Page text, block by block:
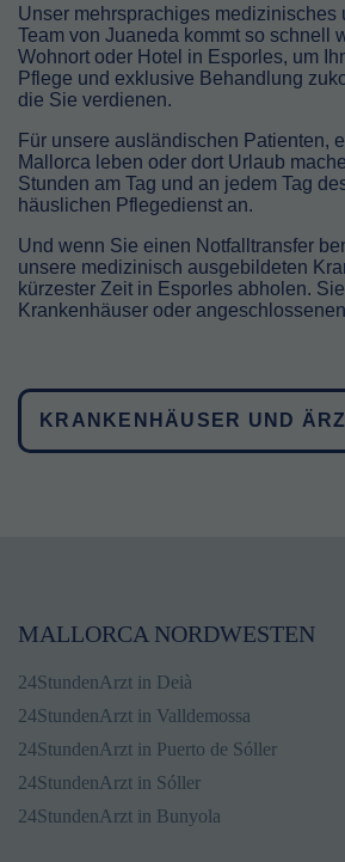
Unser mehrsprachiges medizinisches
Team von Juaneda kommt so schnell
Wohnort oder Hotel in Esporles, um
Pflege und exklusive Behandlung
die Sie verdienen.
Für unsere ausländischen Patienten,
Mallorca leben oder dort Urlaub
Stunden am Tag und an jedem Tag
häuslichen Pflegedienst an.
Und wenn Sie einen Notfalltransfer
unsere medizinisch ausgebildeten
kürzester Zeit in Esporles abholen.
Krankenhäuser oder
KRANKENHÄUSER UND
MALLORCA NORDWESTEN
24StundenArzt in Deià
24StundenArzt in Valldemossa
24StundenArzt in Puerto de Sóller
24StundenArzt in Sóller
24StundenArzt in Bunyola